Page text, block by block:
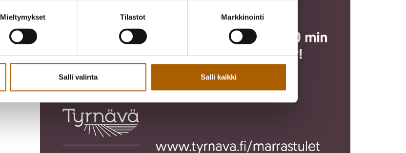
Mieltymykset Tilastot Markkinointi
Salli valinta Salli kaikki